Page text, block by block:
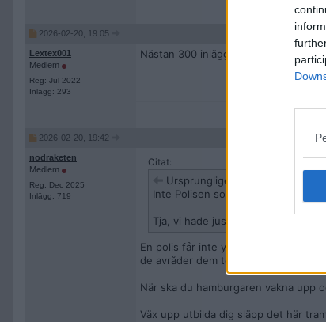
2026-02-20, 19:05
Lextex001
Medlem
Reg: Jul 2022
Inlägg: 293
Nästan 300 inlägg och ingen som
2026-02-20, 19:42
nodraketen
Medlem
Reg: Dec 2025
Inlägg: 719
Citat:
Ursprungligen postat av
Inte Polisen som myndighet. Detta
Tja, vi hade just den tjäntlediga
En polis får inte yttra sig så om han
de avråder dem tom ha sociala medier.
När ska du hamburgaren vakna upp
Väx upp utbilda dig släpp det här